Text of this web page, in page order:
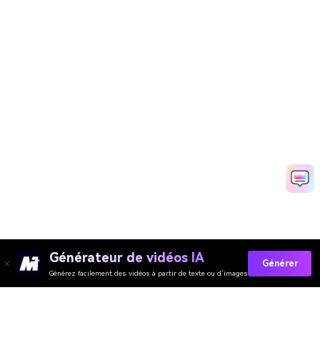
Générateur de vidéos IA
Générez facilement des vidéos à partir de texte ou d’images
Générer